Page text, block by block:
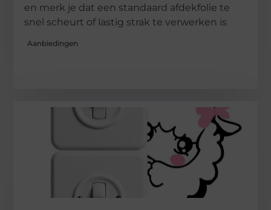
en merk je dat een standaard afdekfolie te
snel scheurt of lastig strak te verwerken is
Aanbiedingen